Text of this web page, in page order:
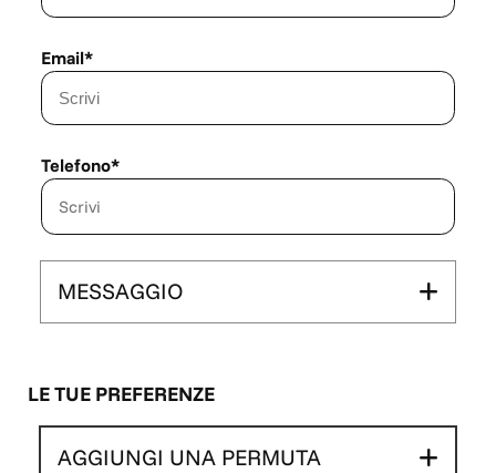
Email*
Telefono*
MESSAGGIO
LE TUE PREFERENZE
AGGIUNGI UNA PERMUTA